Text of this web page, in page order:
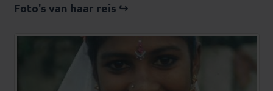
Foto's van haar reis ↪